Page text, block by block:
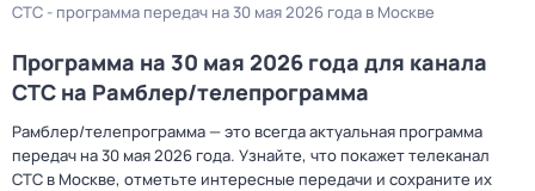
СТС - программа передач на 30 мая 2026 года в Москве
Программа на 30 мая 2026 года для канала
СТС на Рамблер/телепрограмма
Рамблер/телепрограмма — это всегда актуальная программа
передач на 30 мая 2026 года. Узнайте, что покажет телеканал
СТС в Москве, отметьте интересные передачи и сохраните их